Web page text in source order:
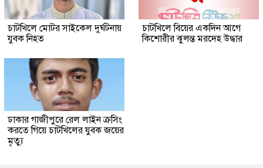
চাটখিলে মোটর সাইকেল দুর্ঘটনায়
যুবক নিহত
চাটখিলে বিয়ের একদিন আগে
কিশোরীর ঝুলন্ত মরদেহ উদ্ধার
ঢাকার গাজীপুরে রেল লাইন ক্রসিং
করতে গিয়ে চাটখিলের যুবক জয়ের
মৃত্যু